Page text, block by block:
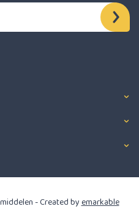
- Created byemarkable